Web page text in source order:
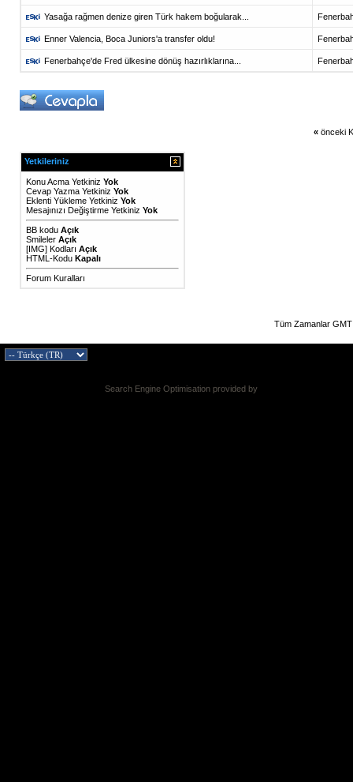
Yasağa rağmen denize giren Türk hakem boğularak...
Enner Valencia, Boca Juniors'a transfer oldu!
Fenerbahçe'de Fred ülkesine dönüş hazırlıklarına...
« önceki
Yetkileriniz
Konu Acma Yetkiniz Yok
Cevap Yazma Yetkiniz Yok
Eklenti Yükleme Yetkiniz Yok
Mesajınızı Değiştirme Yetkiniz Yok
BB kodu Açık
Smileler Açık
[IMG] Kodları Açık
HTML-Kodu Kapalı
Forum Kuralları
Tüm Zamanlar
Search Engine Optimisation provided by